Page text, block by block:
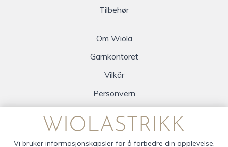
Tilbehør
Om Wiola
Garnkontoret
Vilkår
Personvern
Vi bruker informasjonskapsler for å forbedre din opplevelse,